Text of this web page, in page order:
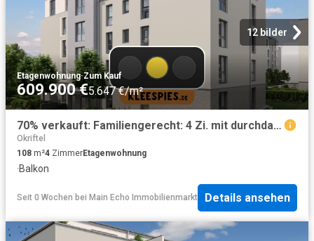
12 bilder
Etagenwohnung·Zum Kauf
609.900 €5.647 €/m²
70% verkauft: Familiengerecht: 4 Zi. mit durchdachtem Schnitt im 3. OG vom Landwehr Quartier KfW55
Okriftel
108 m²4 ZimmerEtagenwohnung
·Balkon
Seit 0 Wochen bei Main Echo Immobilienmarkt Details ansehen